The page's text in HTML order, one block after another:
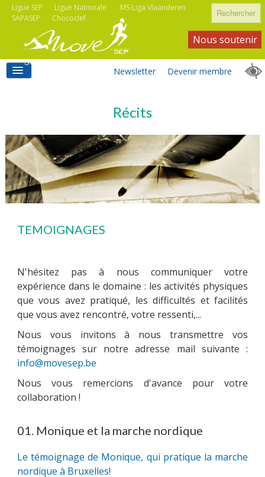
Ligue Nationale MS-Liga Vlaanderen
Ligue SEP
SAPASEP
Chococlef
Rechercher
ACTIVITÉS MOVE SEP
ASSOCIATIONS
PARRAINAGE
NOUS CONTACTER
Newsletter
Nous soutenir
Devenir membre
Récits
TEMOIGNAGES
N'hésitez pas à nous communiquer votre
expérience dans le domaine : les activités physiques
que vous avez pratiqué, les difficultés et facilités
que vous avez rencontré, votre ressenti,...
Nous vous invitons à nous transmettre vos
témoignages sur notre adresse mail suivante :
info@movesep.be
Nous vous remercions d'avance pour votre
collaboration !
01. Monique et la marche nordique
Le témoignage de Monique, qui pratique la marche
nordique à Bruxelles!